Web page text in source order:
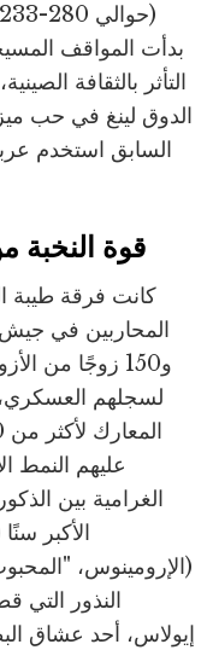
بدأت المواقف
التأثر بالثقافة
الدوق لينغ في حب
السابق استخدم
قوة النخبة
كانت فرقة
و150 زوجًا من
لسجلهم
عليهم النمط
الغرامية بين
الأكبر
(الإرومينوس،
النذور التي
إيولاس، أحد عشاق